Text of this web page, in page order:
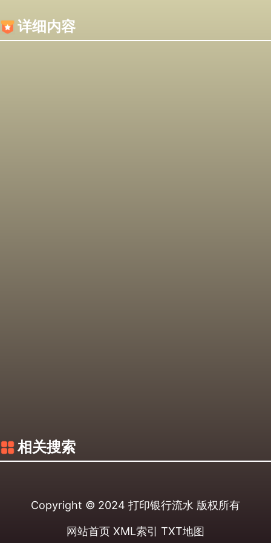
详细内容
相关搜索
Copyright © 2024 打印银行流水 版权所有
网站首页 XML索引 TXT地图